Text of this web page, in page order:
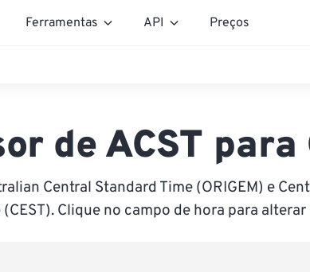
Ferramentas API Preços
de ACST para
Central Standard Time (ORIGEM) e
Clique no campo de hora para alterar